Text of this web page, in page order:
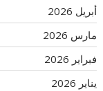
أبريل 2026
مارس 2026
فبراير 2026
يناير 2026